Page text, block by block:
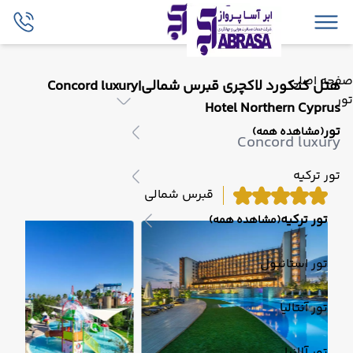
صفحه اصلی
تور
تور(مشاهده همه)
تور ترکیه
تور ترکیه(مشاهده همه)
تور استانبول
تور آنتالیا
هتل کنکورد لاکچری قبرس شمالی|Concord luxury
Hotel Northern Cyprus
Concord luxury
قبرس شمالی